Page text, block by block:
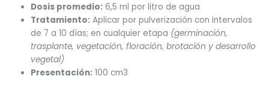
Dosis promedio: 6,5 ml por litro de agua
Tratamiento: Aplicar por pulverización con intervalos
de 7 a 10 días; en cualquier etapa (germinación,
trasplante, vegetación, floración, brotación y desarrollo
vegetal)
Presentación: 100 cm3